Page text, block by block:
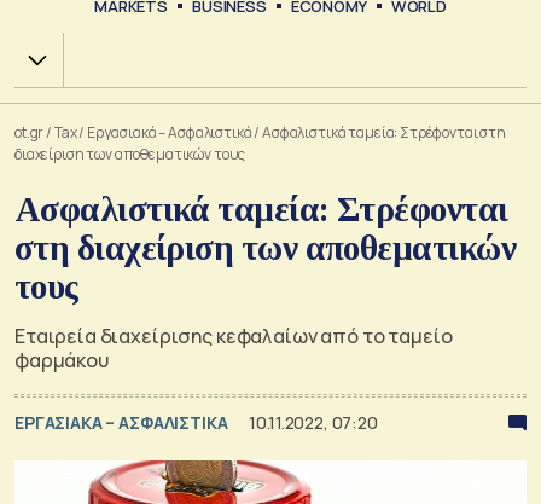
MARKETS BUSINESS ECONOMY WORLD
Χ.Α.
ot.gr/Tax/ Εργασιακά – Ασφαλιστικά/Ασφαλιστικά ταμεία: Στρέφονται στη
διαχείριση των αποθεματικών τους
Ασφαλιστικά ταμεία: Στρέφονται
στη διαχείριση των αποθεματικών
τους
Εταιρεία διαχείρισης κεφαλαίων από το ταμείο
φαρμάκου
ΕΡΓΑΣΙΑΚΑ – ΑΣΦΑΛΙΣΤΙΚΑ 10.11.2022, 07:20